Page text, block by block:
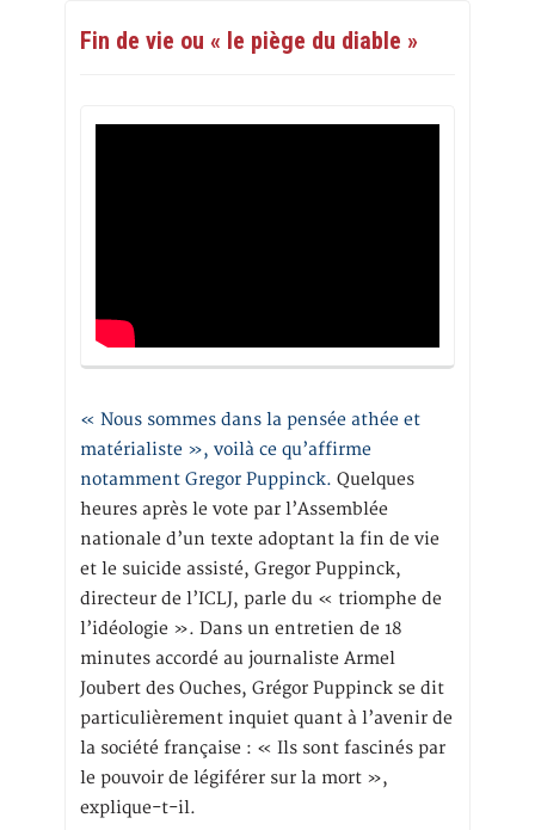
Fin de vie ou « le piège du diable »
« Nous sommes dans la pensée athée et
matérialiste », voilà ce qu’affirme
notamment Gregor Puppinck. Quelques
heures après le vote par l’Assemblée
nationale d’un texte adoptant la fin de vie
et le suicide assisté, Gregor Puppinck,
directeur de l’ICLJ, parle du « triomphe de
l’idéologie ». Dans un entretien de 18
minutes accordé au journaliste Armel
Joubert des Ouches, Grégor Puppinck se dit
particulièrement inquiet quant à l’avenir de
la société française : « Ils sont fascinés par
le pouvoir de légiférer sur la mort »,
explique-t-il.